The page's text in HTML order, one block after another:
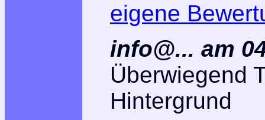
eigene
info@... am
Überwiegend
Hintergrund